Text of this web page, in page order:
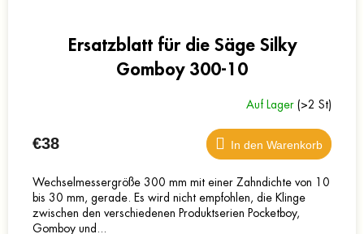
Ersatzblatt für die Säge Silky
Gomboy 300-10
Auf Lager (>2 St)
€38 In den Warenkorb
Wechselmessergröße 300 mm mit einer Zahndichte von 10
bis 30 mm, gerade. Es wird nicht empfohlen, die Klinge
zwischen den verschiedenen Produktserien Pocketboy,
Gomboy und...